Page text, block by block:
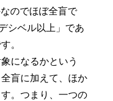
のでほぼ全盲で
シベル以上」であ
。
になるかという
盲に加えて、ほか
。つまり、一つの